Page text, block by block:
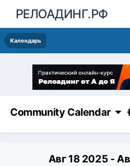
РЕЛОАДИНГ.РФ
Календарь
Community Calendar
Авг 18 2025 -